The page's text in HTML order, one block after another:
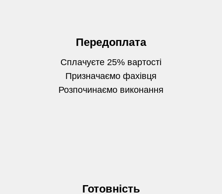
Передоплата
Сплачуєте 25% вартості
Призначаємо фахівця
Розпочинаємо виконання
Готовність